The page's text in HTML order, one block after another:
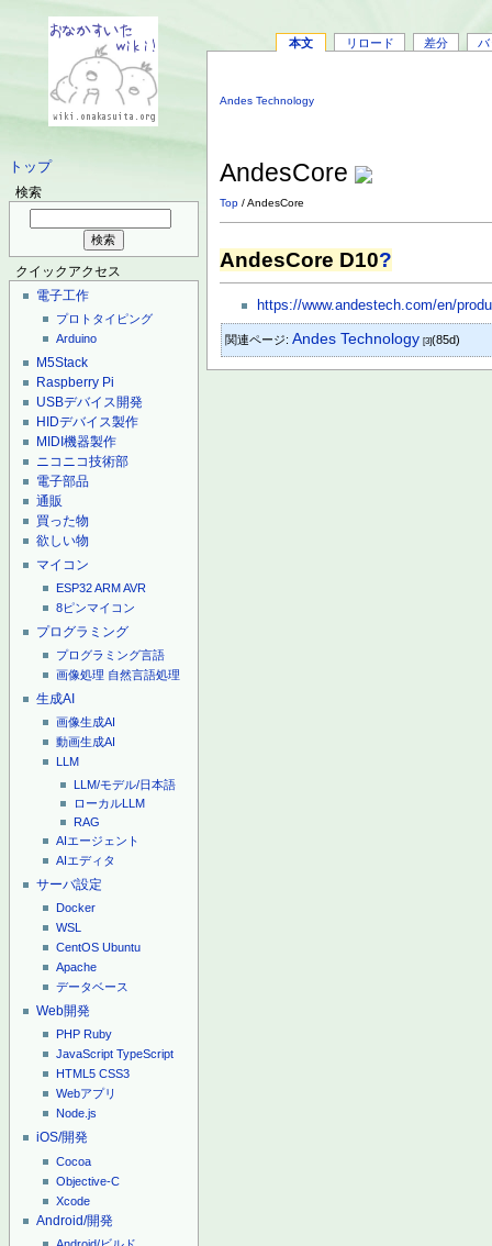
トップ
検索
クイックアクセス
電子工作
プロトタイピング
Arduino
M5Stack
Raspberry Pi
USBデバイス開発
HIDデバイス製作
MIDI機器製作
ニコニコ技術部
電子部品
通販
買った物
欲しい物
マイコン
ESP32ARMAVR
8ピンマイコン
プログラミング
プログラミング言語
画像処理 自然言語処理
生成AI
画像生成AI
動画生成AI
LLM
LLM/モデル/日本語
ローカルLLM
RAG
AIエージェント
AIエディタ
サーバ設定
Docker
WSL
CentOS Ubuntu
Apache
データベース
Web開発
PHP Ruby
JavaScript TypeScript
HTML5 CSS3
Webアプリ
Node.js
iOS/開発
Cocoa
Objective-C
Xcode
Android/開発
本文 リロード 差分 バ
Andes Technology
AndesCore
Top / AndesCore
AndesCore D10?
https://www.andestech.com/en/
関連ページ:Andes Technology [3](85d)